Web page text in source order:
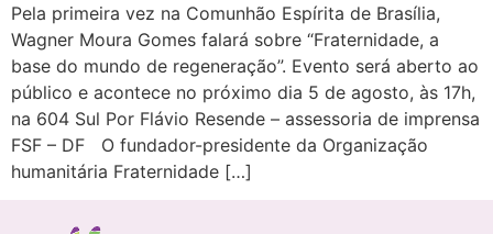
Pela primeira vez na Comunhão Espírita de Brasília,
Wagner Moura Gomes falará sobre “Fraternidade, a
base do mundo de regeneração”. Evento será aberto ao
público e acontece no próximo dia 5 de agosto, às 17h,
na 604 Sul Por Flávio Resende – assessoria de imprensa
FSF – DF O fundador-presidente da Organização
humanitária Fraternidade […]